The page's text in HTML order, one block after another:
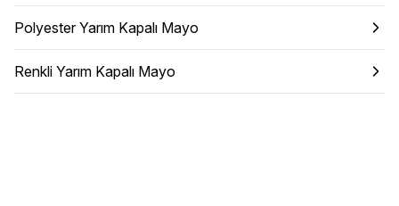
Polyester Yarım Kapalı Mayo
Renkli Yarım Kapalı Mayo